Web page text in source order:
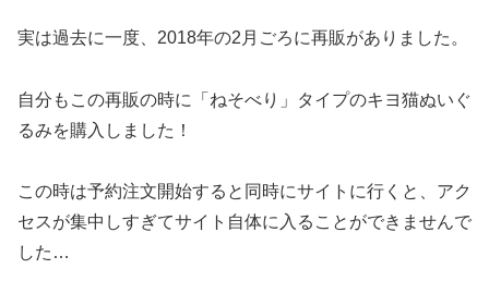
実は過去に一度、2018年の2月ごろに再販がありました。
自分もこの再販の時に「ねそべり」タイプのキヨ猫ぬいぐ
るみを購入しました！
この時は予約注文開始すると同時にサイトに行くと、アク
セスが集中しすぎてサイト自体に入ることができませんで
した…